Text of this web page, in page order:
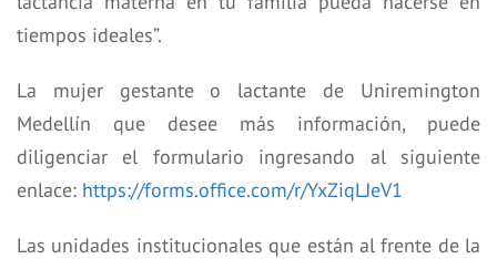
tiempos ideales”.
La mujer gestante o lactante de Uniremington
Medellín que desee más información, puede
diligenciar el formulario ingresando al siguiente
enlace: https://forms.office.com/r/YxZiqLJeV1
Las unidades institucionales que están al frente de la